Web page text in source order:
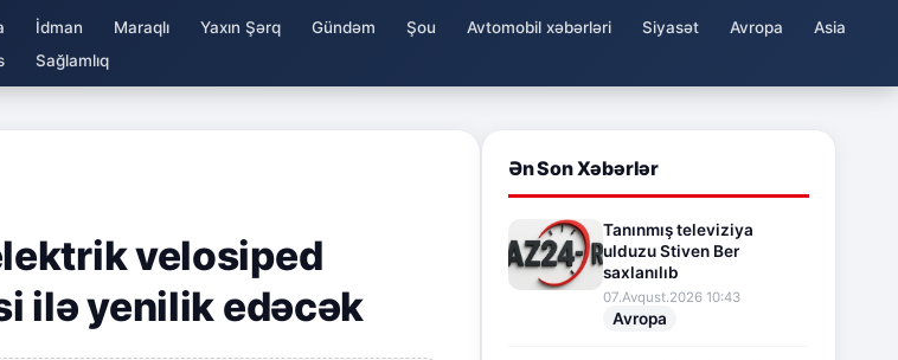
İdman Maraqlı Yaxın Şərq Gündəm Şou Avtomobil xəbərləri Siyasət Avropa
Asia
Sağlamlıq
velosiped
ilə yenilik edəcək
Ən Son Xəbərlər
Tanınmış televiziya
ulduzu Stiven Ber
saxlanılıb
07.Avqust.2026 10:43
Avropa